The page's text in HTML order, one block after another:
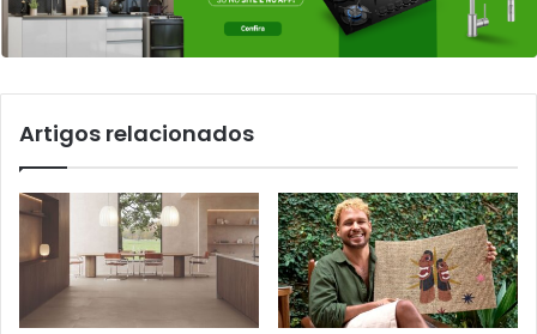
Artigos relacionados